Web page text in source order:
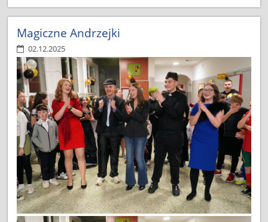
WOJSKIEM:
Magiczne Andrzejki
02.12.2025